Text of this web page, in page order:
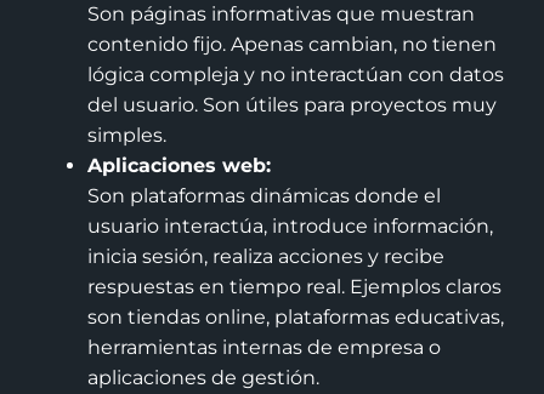
Son páginas informativas que muestran
contenido fijo. Apenas cambian, no tienen
lógica compleja y no interactúan con datos
del usuario. Son útiles para proyectos muy
simples.
Aplicaciones web:
Son plataformas dinámicas donde el
usuario interactúa, introduce información,
inicia sesión, realiza acciones y recibe
respuestas en tiempo real. Ejemplos claros
son tiendas online, plataformas educativas,
herramientas internas de empresa o
aplicaciones de gestión.